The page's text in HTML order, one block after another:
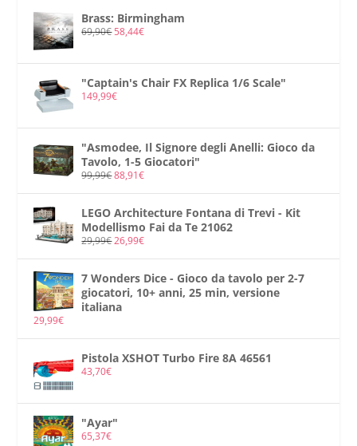
e
z
o
o
i
g
i
n
a
l
e
e
r
a
:
5
9
,
9
e
z
o
t
u
a
l
e
è
4
,
0
€
Brass: Birmingham
69,90€ 58,44€
"Captain's Chair FX Replica 1/6 Scale"
149,99€
"Asmodee, Il Signore degli Anelli: Gioco da
Tavolo, 1-5 Giocatori"
99,99€88,91€
LEGO Architecture Fontana di Trevi - Kit
Modellismo Fai da Te 21062
29,99€26,99€
7 Wonders Dice - Gioco da tavolo per 2-7
giocatori, 10+ anni, 25 min, versione
italiana
29,99€
Pistola XSHOT Turbo Fire 8A 46561
43,70€
"Ayar"
65,37€